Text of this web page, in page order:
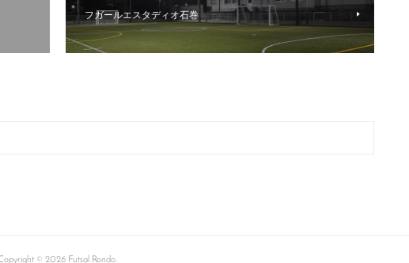
フガールエスタディオ石巻
© 2026 Futsal Rondo.